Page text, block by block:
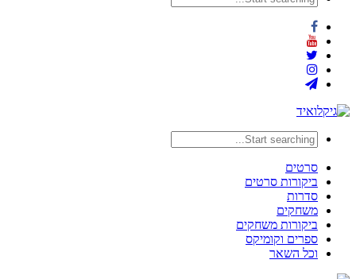
סרטים
ביקורות סרטים
סדרות
משחקים
ביקורות משחקים
ספרים וקומיקס
וכל השאר